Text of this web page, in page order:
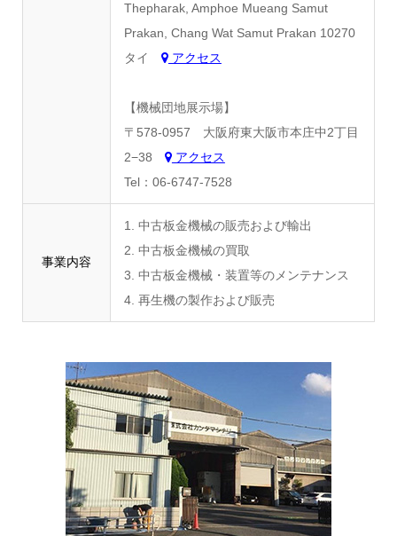
Thepharak, Amphoe Mueang Samut
Prakan, Chang Wat Samut Prakan 10270
タイ
アクセス
【機械団地展示場】
〒578-0957 大阪府東大阪市本庄中2丁目
2−38
アクセス
Tel：06-6747-7528
事業内容
1. 中古板金機械の販売および輸出
2. 中古板金機械の買取
3. 中古板金機械・装置等のメンテナンス
4. 再生機の製作および販売